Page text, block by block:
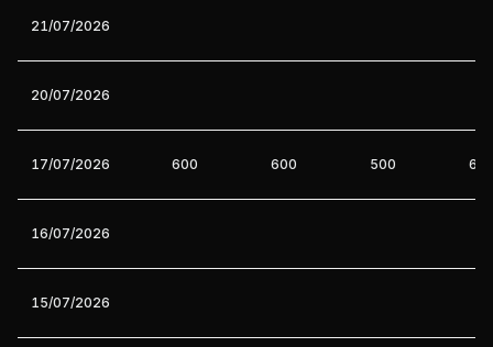
21/07/2026
20/07/2026
17/07/2026 600 600 500
16/07/2026
15/07/2026